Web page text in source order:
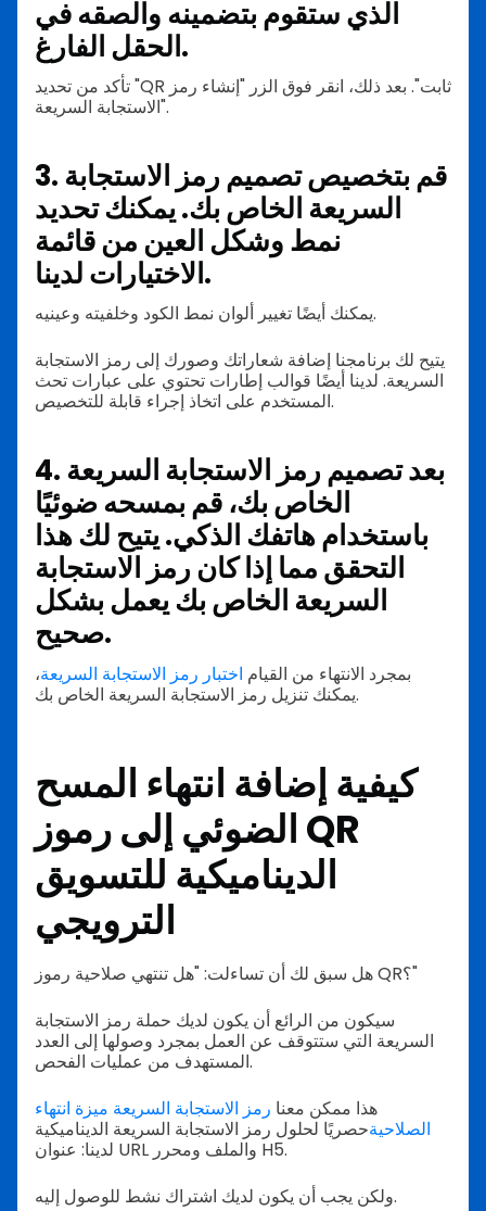
الذي ستقوم بتضمينه والصقه في
الحقل الفارغ.
تأكد من تحديد "QR ثابت". بعد ذلك، انقر فوق الزر "إنشاء رمز
الاستجابة السريعة".
3. قم بتخصيص تصميم رمز الاستجابة
السريعة الخاص بك. يمكنك تحديد
نمط وشكل العين من قائمة
الاختيارات لدينا.
يمكنك أيضًا تغيير ألوان نمط الكود وخلفيته وعينيه.
يتيح لك برنامجنا إضافة شعاراتك وصورك إلى رمز الاستجابة
السريعة. لدينا أيضًا قوالب إطارات تحتوي على عبارات تحث
المستخدم على اتخاذ إجراء قابلة للتخصيص.
4. بعد تصميم رمز الاستجابة السريعة
الخاص بك، قم بمسحه ضوئيًا
باستخدام هاتفك الذكي. يتيح لك هذا
التحقق مما إذا كان رمز الاستجابة
السريعة الخاص بك يعمل بشكل
صحيح.
بمجرد الانتهاء من القيام اختبار رمز الاستجابة السريعة،
يمكنك تنزيل رمز الاستجابة السريعة الخاص بك.
كيفية إضافة انتهاء المسح
الضوئي إلى رموز QR
الديناميكية للتسويق
الترويجي
هل سبق لك أن تساءلت: "هل تنتهي صلاحية رموز QR؟"
سيكون من الرائع أن يكون لديك حملة رمز الاستجابة
السريعة التي ستتوقف عن العمل بمجرد وصولها إلى العدد
المستهدف من عمليات الفحص.
هذا ممكن معنا رمز الاستجابة السريعة ميزة انتهاء
الصلاحيةحصريًا لحلول رمز الاستجابة السريعة الديناميكية
لدينا: عنوان URL والملف ومحرر H5.
ولكن يجب أن يكون لديك اشتراك نشط للوصول إليه.